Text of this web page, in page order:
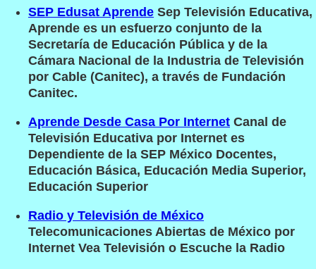
SEP Edusat Aprende Sep Televisión Educativa,
Aprende es un esfuerzo conjunto de la
Secretaría de Educación Pública y de la
Cámara Nacional de la Industria de Televisión
por Cable (Canitec), a través de Fundación
Canitec.
Aprende Desde Casa Por Internet Canal de
Televisión Educativa por Internet es
Dependiente de la SEP México Docentes,
Educación Básica, Educación Media Superior,
Educación Superior
Radio y Televisión de México
Telecomunicaciones Abiertas de México por
Internet Vea Televisión o Escuche la Radio